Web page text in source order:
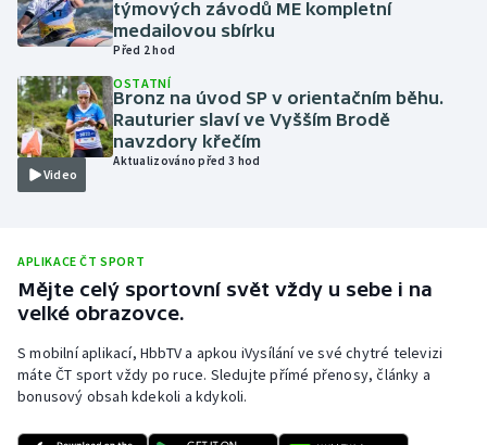
Olympijské hry
Parasport
Plavání
Ragby
Rychlobruslení
Rychlostní kanoistika
Short track
týmových závodů ME kompletní
medailovou sbírku
Před 2 hod
Video
OSTATNÍ
Bronz na úvod SP v orientačním běhu.
Rauturier slaví ve Vyšším Brodě
navzdory křečím
Aktualizováno před 3 hod
APLIKACE ČT SPORT
Mějte celý sportovní svět vždy u sebe i na
velké obrazovce.
S mobilní aplikací, HbbTV a apkou iVysílání ve své chytré televizi
máte ČT sport vždy po ruce. Sledujte přímé přenosy, články a
bonusový obsah kdekoli a kdykoli.